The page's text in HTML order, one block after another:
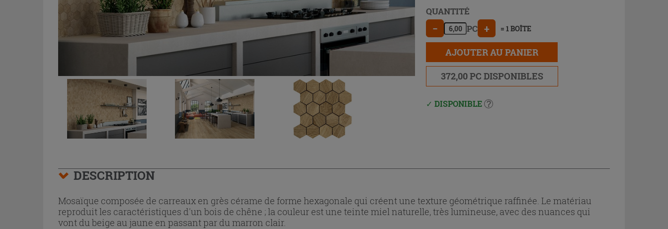
QUANTITÉ
− PC + = 1 BOÎTE
AJOUTER AU PANIER
372,00 PC DISPONIBLES
DISPONIBLE
DESCRIPTION
Mosaïque composée de carreaux en grès cérame de forme hexagonale qui créent une texture géométrique raffinée. Le matériau
reproduit les caractéristiques d'un bois de chêne ; la couleur est une teinte miel naturelle, très lumineuse, avec des nuances qui
vont du beige au jaune en passant par du marron clair.